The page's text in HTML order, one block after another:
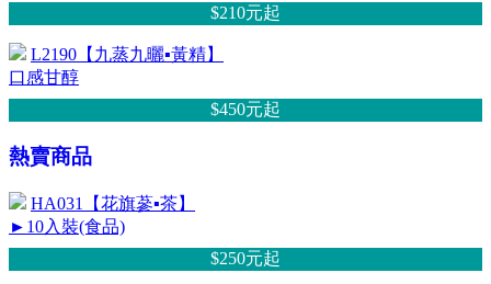
$210元起
L2190【九蒸九曬▪黃精】
口感甘醇
$450元起
熱賣商品
HA031【花旗蔘▪茶】
►10入裝(食品)
$250元起